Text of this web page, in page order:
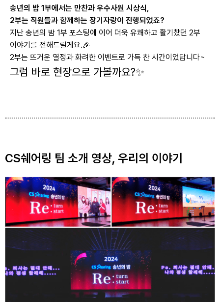
송년의 밤 1부에서는 만찬과 우수사원 시상식,
2부는 직원들과 함께하는 장기자랑이 진행되었죠?
지난 송년의 밤 1부 포스팅에 이어 더욱 유쾌하고 활기찼던 2부
이야기를 전해드릴게요.🎉
2부는 뜨거운 열정과 화려한 이벤트로 가득 찬 시간이었답니다~
그럼 바로 현장으로 가볼까요?✨
CS쉐어링 팀 소개 영상, 우리의 이야기